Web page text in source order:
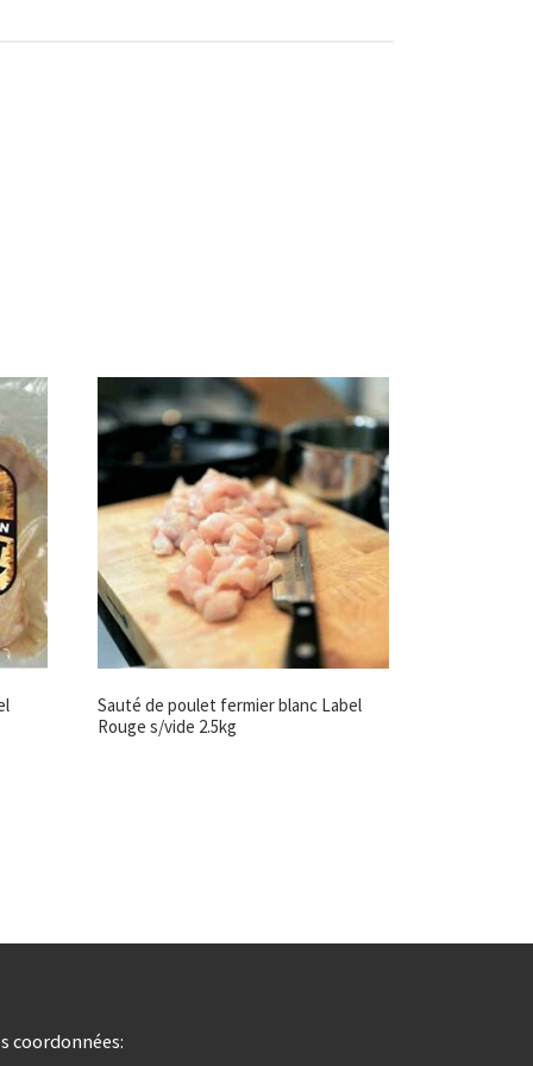
Sauté de poulet fermier blanc Label
Rouge s/vide 2.5kg
coordonnées: